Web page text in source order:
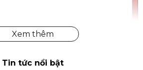
Tin tức nổi bật